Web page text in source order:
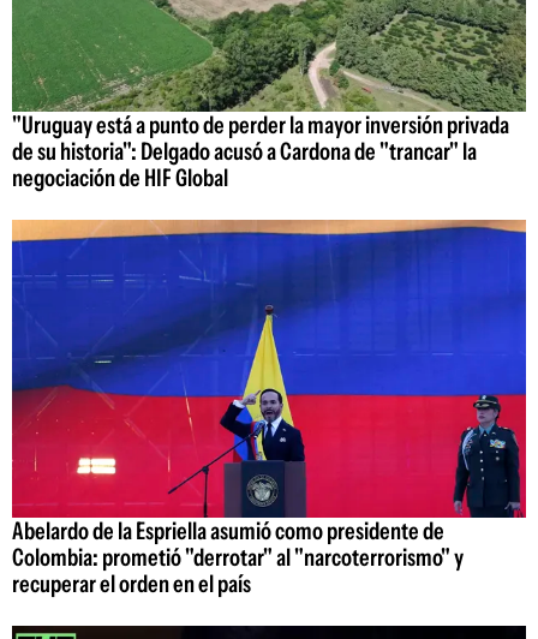
"Uruguay está a punto de perder la mayor inversión privada
de su historia": Delgado acusó a Cardona de "trancar" la
negociación de HIF Global
Abelardo de la Espriella asumió como presidente de
Colombia: prometió "derrotar" al "narcoterrorismo" y
recuperar el orden en el país